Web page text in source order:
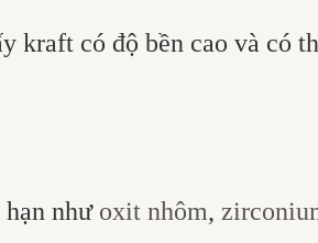
có độ bền cao và có
như oxit nhôm,